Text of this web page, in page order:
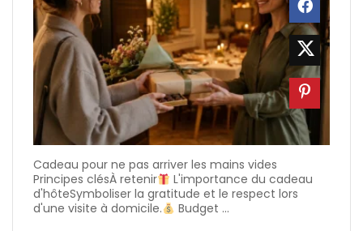
Cadeau pour ne pas arriver les mains vides
Principes clésÀ retenir
L'importance du cadeau
d'hôteSymboliser la gratitude et le respect lors
d'une visite à domicile.
Budget ...